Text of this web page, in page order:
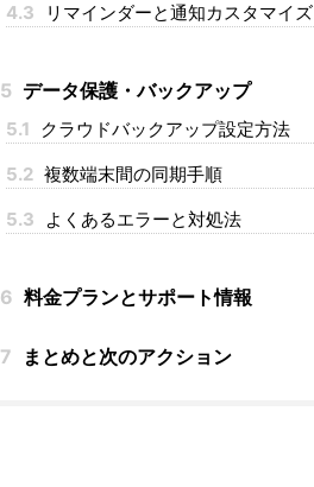
4.3
リマインダーと通知カスタマイズ
5 データ保護・バックアップ
5.1 クラウドバックアップ設定方法
5.2 複数端末間の同期手順
5.3
よくあるエラーと対処法
6 料金プランとサポート情報
7 まとめと次のアクション